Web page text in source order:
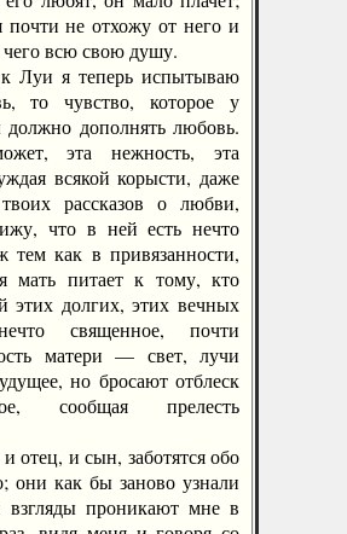
почти не отхожу от него и
всю свою душу.
я теперь испытываю
то чувство, которое у
дополнять любовь.
эта нежность, эта
всякой корысти, даже
рассказов о любви,
что в ней есть нечто
тем как в привязанности,
мать питает к тому, кто
этих долгих, этих вечных
священное, почти
матери — свет, лучи
но бросают отблеск
сообщая прелесть
и сын, заботятся обо
они как бы заново узнали
проникают мне в